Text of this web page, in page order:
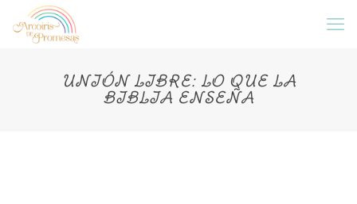
UNIÓN LIBRE: LO QUE LA
BIBLIA ENSEÑA